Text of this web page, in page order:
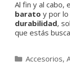
Al fin y al cabo,
barato y por
durabilidad,
que estás
Categorías
Accesorios,